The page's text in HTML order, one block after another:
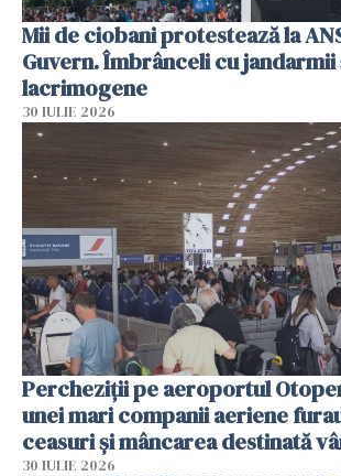
Mii de ciobani protestează la
Guvern. Îmbrânceli cu jandarmii
lacrimogene
30 IULIE 2026
Percheziții pe aeroportul
unei mari companii aeriene
ceasuri și mâncarea destinată
30 IULIE 2026